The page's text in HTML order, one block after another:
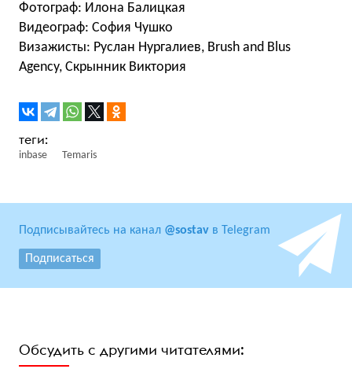
Фотограф: Илона Балицкая
Видеограф: София Чушко
Визажисты: Руслан Нургалиев, Brush and Blus
Agency, Скрынник Виктория
inbase Temaris
Подписывайтесь на канал @sostav в Telegram
Подписаться
Обсудить с другими читателями: